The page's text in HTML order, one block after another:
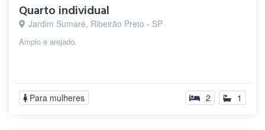
Quarto individual
Jardim Sumaré, Ribeirão Preto - SP
Amplo e arejado.
Para mulheres 2 1